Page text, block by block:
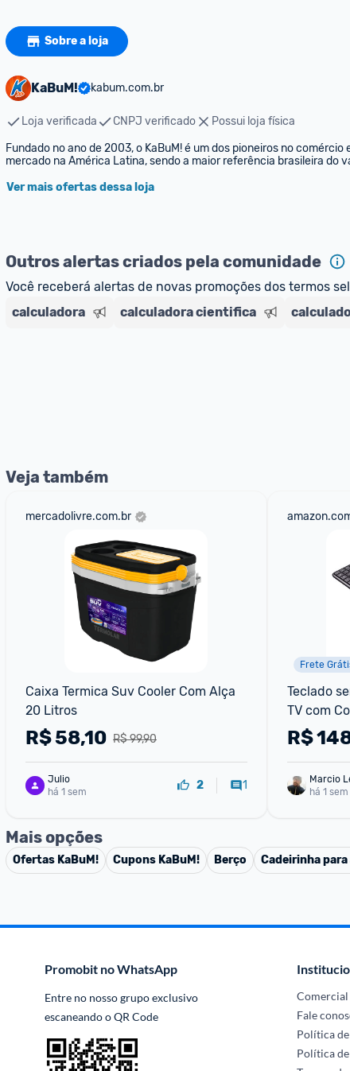
Sobre a loja
KaBuM! kabum.com.br
Loja verificada CNPJ verificado
Possui loja física
Fundado no ano de 2003, o KaBuM! é um dos pioneiros no
mercado na América Latina, sendo a maior referência brasileira do
Ver mais ofertas dessa loja
Outros alertas criados pela comunidade
Você receberá alertas de novas promoções dos termos
calculadora
calculadora cientifica
Veja também
mercadolivre.com.br
Caixa Termica Suv Cooler Com Alça
20 Litros
R$ 99,90
R$58,10
Julio
há 1 sem
2 1
Frete
Teclado
TV com
Touchpad
Unifying e
R$
Marcio
há 1 sem
Mais opções
Ofertas KaBuM! Cupons KaBuM! Berço Cadeirinha
Promobit no WhatsApp
Entre no nosso grupo exclusivo
escaneando o QR Code
Comercial
Fale
Política
Política